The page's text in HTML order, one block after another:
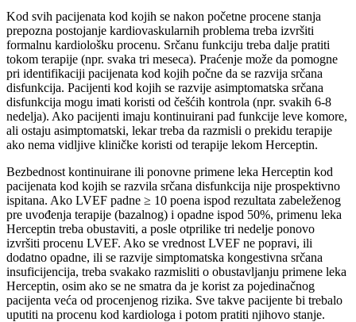
Kod svih pacijenata kod kojih se nakon početne procene stanja
prepozna postojanje kardiovaskularnih problema treba izvršiti
formalnu kardiološku procenu. Srčanu funkciju treba dalje pratiti
tokom terapije (npr. svaka tri meseca). Praćenje može da pomogne
pri identifikaciji pacijenata kod kojih počne da se razvija srčana
disfunkcija. Pacijenti kod kojih se razvije asimptomatska srčana
disfunkcija mogu imati koristi od češćih kontrola (npr. svakih 6-8
nedelja). Ako pacijenti imaju kontinuirani pad funkcije leve komore,
ali ostaju asimptomatski, lekar treba da razmisli o prekidu terapije
ako nema vidljive kliničke koristi od terapije lekom Herceptin.
Bezbednost kontinuirane ili ponovne primene leka Herceptin kod
pacijenata kod kojih se razvila srčana disfunkcija nije prospektivno
ispitana. Ako LVEF padne ≥ 10 poena ispod rezultata zabeleženog
pre uvođenja terapije (bazalnog) i opadne ispod 50%, primenu leka
Herceptin treba obustaviti, a posle otprilike tri nedelje ponovo
izvršiti procenu LVEF. Ako se vrednost LVEF ne popravi, ili
dodatno opadne, ili se razvije simptomatska kongestivna srčana
insuficijencija, treba svakako razmisliti o obustavljanju primene leka
Herceptin, osim ako se ne smatra da je korist za pojedinačnog
pacijenta veća od procenjenog rizika. Sve takve pacijente bi trebalo
uputiti na procenu kod kardiologa i potom pratiti njihovo stanje.